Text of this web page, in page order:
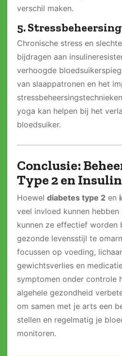
verschil maken.
5.
Chronische stress en
bijdragen aan
verhoogde
van slaappatronen en het
yoga kan helpen bij het
bloedsuiker.
Conclusie:
Type 2 en
Hoewel diabetes type 2 en
veel invloed kunnen
kunnen ze effectief worden
gezonde levensstijl te
focussen op voeding,
gewichtsverlies en
symptomen onder controle
algehele gezondheid
om samen met je arts een
stellen en regelmatig je
monitoren.